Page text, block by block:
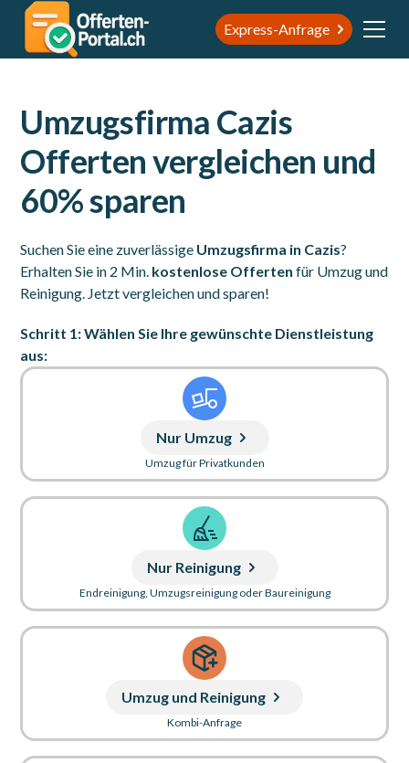
Express-Anfrage
Umzugsfirma Cazis
Offerten vergleichen und
60% sparen
Suchen Sie eine zuverlässige Umzugsfirma in Cazis?
Erhalten Sie in 2 Min. kostenlose Offerten für Umzug und
Reinigung. Jetzt vergleichen und sparen!
Schritt 1: Wählen Sie Ihre gewünschte Dienstleistung
aus:
Nur Umzug
Umzug für Privatkunden
Nur Reinigung
Endreinigung, Umzugsreinigung oder Baureinigung
Umzug und Reinigung
Kombi-Anfrage